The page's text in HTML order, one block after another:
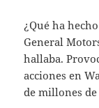
¿Qué ha
General
hallaba.
acciones en
de millones de